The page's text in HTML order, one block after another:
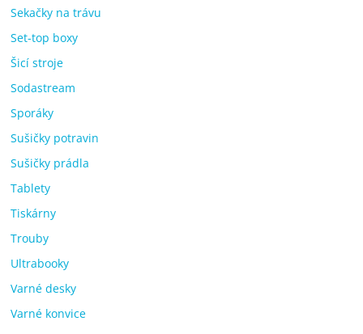
Sekačky na trávu
Set-top boxy
Šicí stroje
Sodastream
Sporáky
Sušičky potravin
Sušičky prádla
Tablety
Tiskárny
Trouby
Ultrabooky
Varné desky
Varné konvice